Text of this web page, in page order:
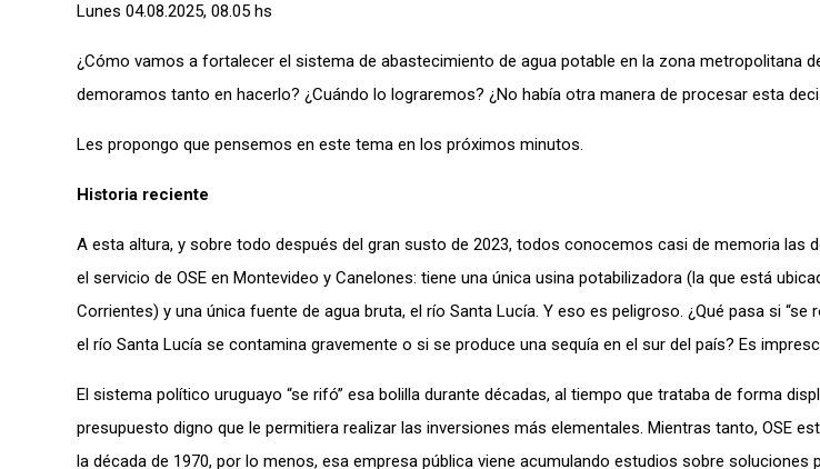
Lunes 04.08.2025, 08.05 hs
¿Cómo vamos a fortalecer el sistema de abastecimiento de agua potable en la zona metropolitana
demoramos tanto en hacerlo? ¿Cuándo lo lograremos? ¿No había otra manera de procesar esta
Les propongo que pensemos en este tema en los próximos minutos.
Historia reciente
A esta altura, y sobre todo después del gran susto de 2023, todos conocemos casi de memoria las
el servicio de OSE en Montevideo y Canelones: tiene una única usina potabilizadora (la que está
Corrientes) y una única fuente de agua bruta, el río Santa Lucía. Y eso es peligroso. ¿Qué pasa si “se
el río Santa Lucía se contamina gravemente o si se produce una sequía en el sur del país? Es
El sistema político uruguayo “se rifó” esa bolilla durante décadas, al tiempo que trataba de forma
presupuesto digno que le permitiera realizar las inversiones más elementales. Mientras tanto, OSE
la década de 1970, por lo menos, esa empresa pública viene acumulando estudios sobre soluciones